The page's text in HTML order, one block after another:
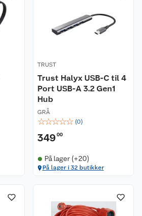
TRUST
Trust Halyx USB-C til 4
Port USB-A 3.2 Gen1
Hub
GRÅ
☆☆☆☆☆ (0)
34900
På lager (+20)
På lager i 32 butikker